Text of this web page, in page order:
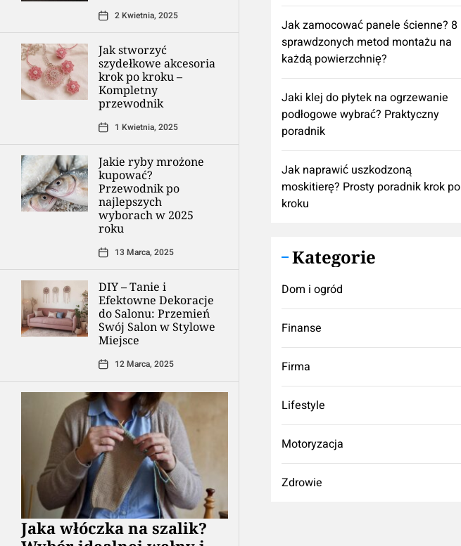
2 Kwietnia, 2025
Jak stworzyć
szydełkowe akcesoria
krok po kroku –
Kompletny
przewodnik
1 Kwietnia, 2025
Jakie ryby mrożone
kupować?
Przewodnik po
najlepszych
wyborach w 2025
roku
13 Marca, 2025
DIY – Tanie i
Efektowne Dekoracje
do Salonu: Przemień
Swój Salon w Stylowe
Miejsce
12 Marca, 2025
Jaka włóczka na szalik?
Jak zamocować panele ścienne? 8
sprawdzonych metod montażu na
każdą powierzchnię?
Jaki klej do płytek na ogrzewanie
podłogowe wybrać? Praktyczny
poradnik
Jak naprawić uszkodzoną
moskitierę? Prosty poradnik krok po
kroku
Kategorie
Dom i ogród
Finanse
Firma
Lifestyle
Motoryzacja
Zdrowie